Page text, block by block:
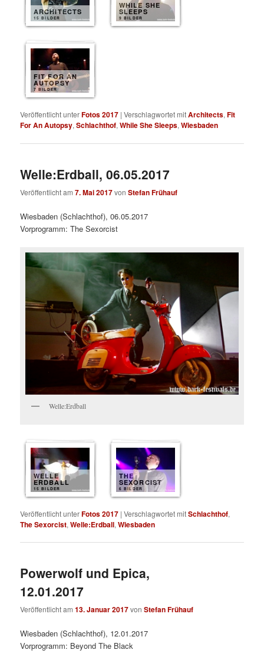
ARCHITECTS
15 BILDER
WHILE SHE
SLEEPS
9 BILDER
FIT FOR AN
AUTOPSY
7 BILDER
Veröffentlicht unterFotos 2017 |Verschlagwortet mitArchitects,Fit
For An Autopsy,Schlachthof,While She Sleeps,Wiesbaden
Welle:Erdball, 06.05.2017
Veröffentlicht am7. Mai 2017vonStefan Frühauf
Wiesbaden (Schlachthof), 06.05.2017
Vorprogramm: The Sexorcist
Welle:Erdball
WELLE
ERDBALL
15 BILDER
THE
SEXORCIST
6 BILDER
Veröffentlicht unterFotos 2017 |Verschlagwortet mitSchlachthof,
The Sexorcist,Welle:Erdball,Wiesbaden
Powerwolf und Epica,
12.01.2017
Veröffentlicht am13. Januar 2017vonStefan Frühauf
Wiesbaden (Schlachthof), 12.01.2017
Vorprogramm: Beyond The Black